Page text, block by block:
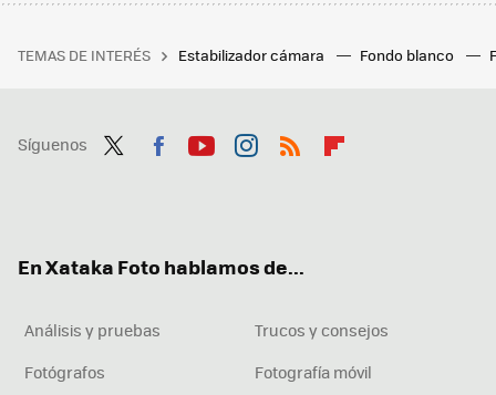
TEMAS DE INTERÉS Estabilizador cámara Fondo blanco
Síguenos
En Xataka Foto hablamos de...
Análisis y pruebas
Trucos y consejos
Fotógrafos
Fotografía móvil